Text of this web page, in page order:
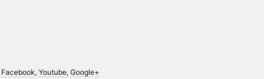
Facebook, Youtube, Google+